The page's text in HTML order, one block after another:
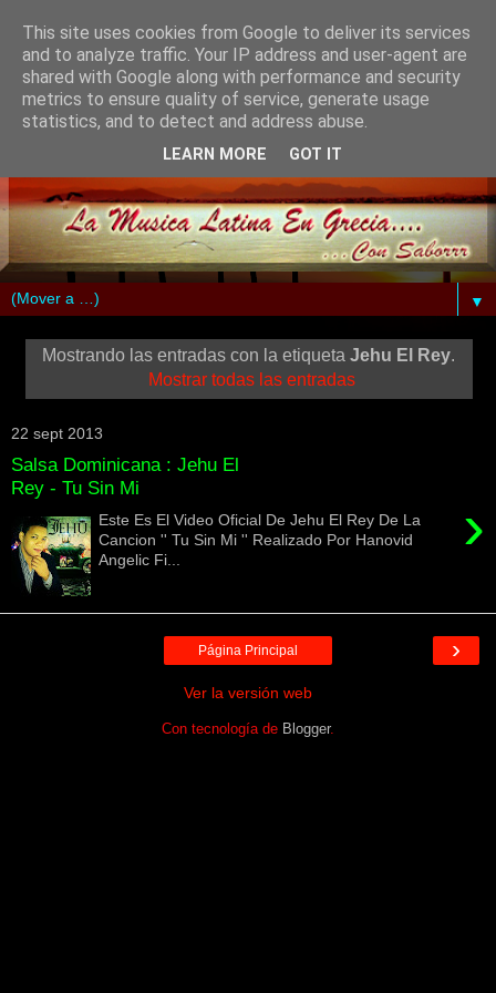
▼
Mostrando las entradas con la etiqueta Jehu El Rey.
Mostrar todas las entradas
22 sept 2013
Salsa Dominicana : Jehu El
Rey - Tu Sin Mi
›
Este Es El Video Oficial De Jehu El Rey De La
Cancion '' Tu Sin Mi '' Realizado Por Hanovid
Angelic Fi...
›
Página Principal
Ver la versión web
Con tecnología de Blogger.
This site uses cookies from Google to deliver its services
and to analyze traffic. Your IP address and user-agent are
shared with Google along with performance and security
metrics to ensure quality of service, generate usage
statistics, and to detect and address abuse.
LEARN MORE GOT IT